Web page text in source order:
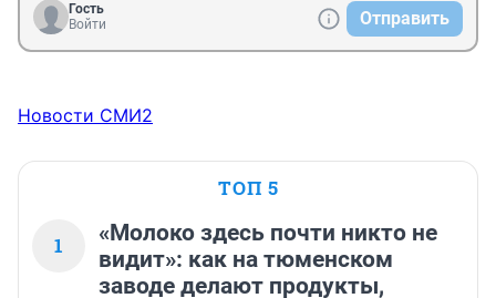
Гость
Войти
Отправить
Новости СМИ2
ТОП 5
1
«Молоко здесь почти никто не
видит»: как на тюменском
заводе делают продукты,